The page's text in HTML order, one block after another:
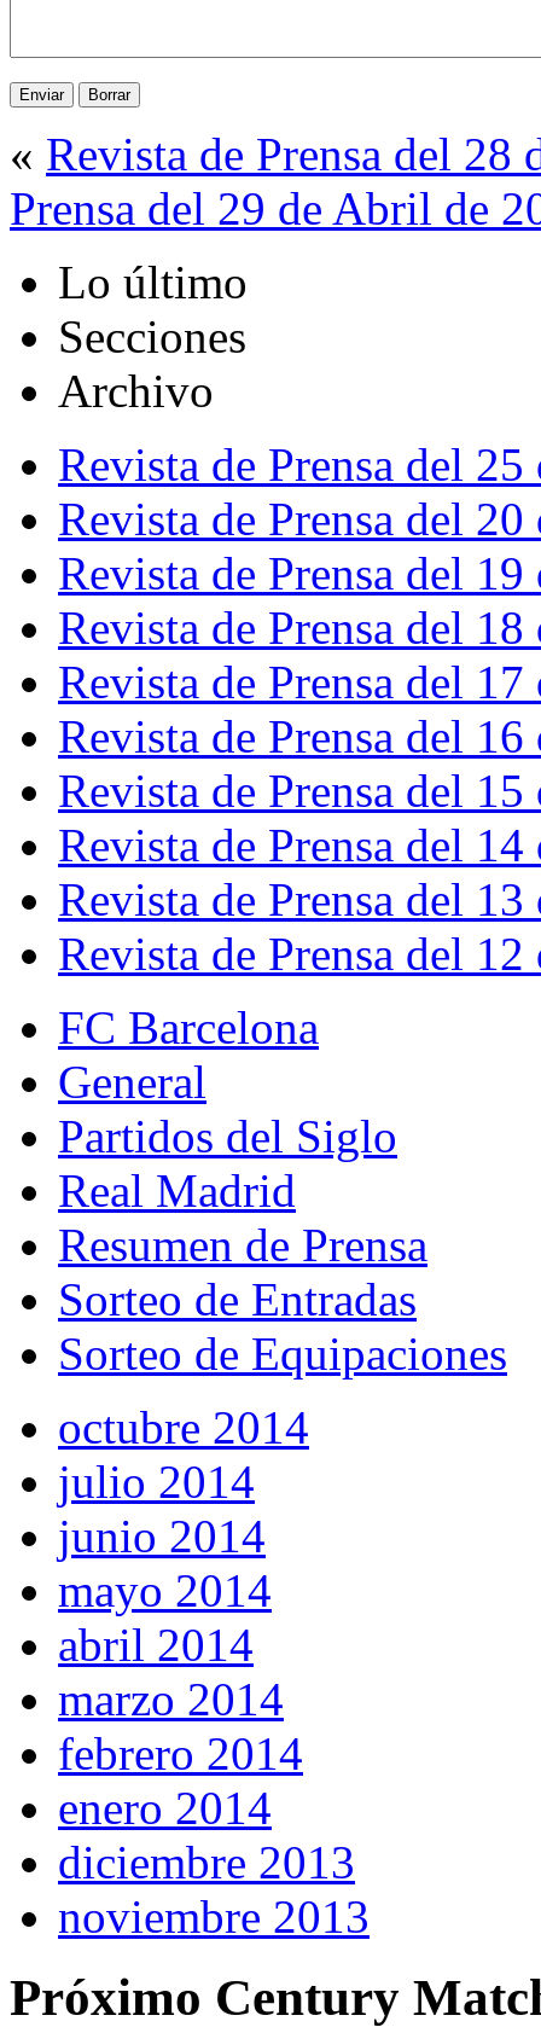
« Revista de Prensa del 28
Prensa del 29 de Abril de
Lo último
Secciones
Archivo
Revista de Prensa del
Revista de Prensa del
Revista de Prensa del
Revista de Prensa del
Revista de Prensa del
Revista de Prensa del
Revista de Prensa del
Revista de Prensa del
Revista de Prensa del
Revista de Prensa del
FC Barcelona
General
Partidos del Siglo
Real Madrid
Resumen de Prensa
Sorteo de Entradas
Sorteo de Equipaciones
octubre 2014
julio 2014
junio 2014
mayo 2014
abril 2014
marzo 2014
febrero 2014
enero 2014
diciembre 2013
noviembre 2013
Próximo Century